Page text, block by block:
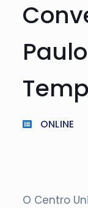
ONLINE
O Centro